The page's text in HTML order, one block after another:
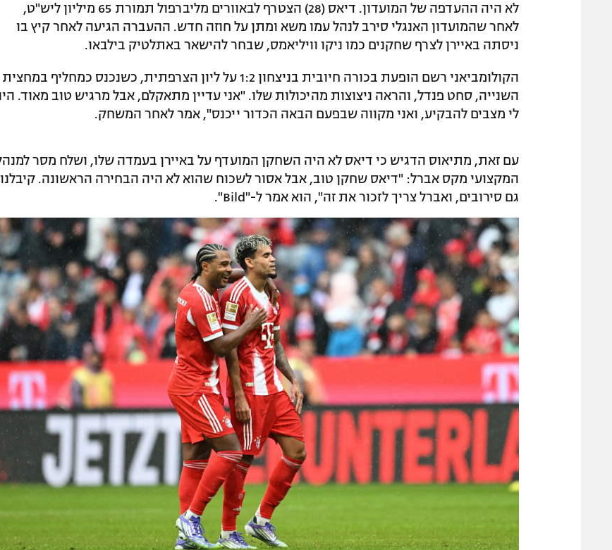
לא היה ההעדפה של המועדון. דיאס (28) הצטרף לבאוורים מליברפול תמורת 65 מיליון ליש"ט,
לאחר שהמועדון האנגלי סירב לנהל עמו משא ומתן על חוזה חדש. ההעברה הגיעה לאחר קיץ בו
ניסתה באיירן לצרף שחקנים כמו ניקו וויליאמס, שבחר להישאר באתלטיק בילבאו.
הקולומביאני רשם הופעת בכורה חיובית בניצחון 1:2 על ליון הצרפתית, כשנכנס כמחליף במחצית
השנייה, סחט פנדל, והראה ניצוצות מהיכולות שלו. "אני עדיין מתאקלם, אבל מרגיש טוב מאוד.
לי מצבים להבקיע, ואני מקווה שבפעם הבאה הכדור ייכנס", אמר לאחר המשחק.
עם זאת, מתיאוס הדגיש כי דיאס לא היה השחקן המועדף על באיירן בעמדה שלו, ושלח מסר
המקצועי מקס אברל: "דיאס שחקן טוב, אבל אסור לשכוח שהוא לא היה הבחירה הראשונה. קיבלנו
גם סירובים, ואברל צריך לזכור את זה", הוא אמר ל-"Bild".